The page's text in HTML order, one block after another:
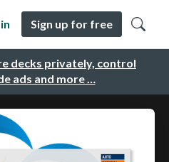
decks privately, control
ads and more …
Sign up for free